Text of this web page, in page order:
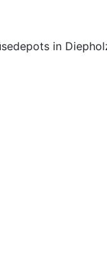
in